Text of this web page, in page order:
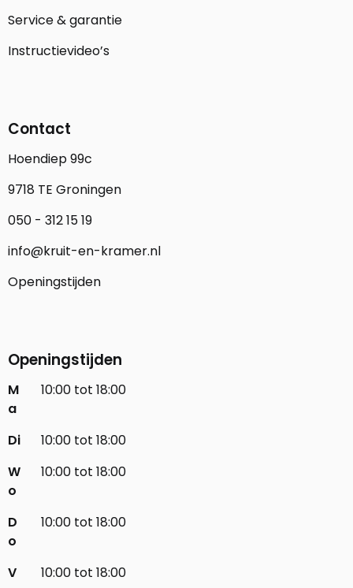
Service & garantie
Instructievideo’s
Contact
Hoendiep 99c
9718 TE Groningen
050 - 312 15 19
info@kruit-en-kramer.nl
Openingstijden
Openingstijden
M
a
10:00 tot 18:00
Di
10:00 tot 18:00
W
o
10:00 tot 18:00
D
o
10:00 tot 18:00
V
10:00 tot 18:00